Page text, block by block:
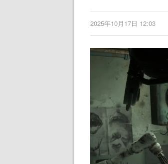
2025年10月17日 12:03